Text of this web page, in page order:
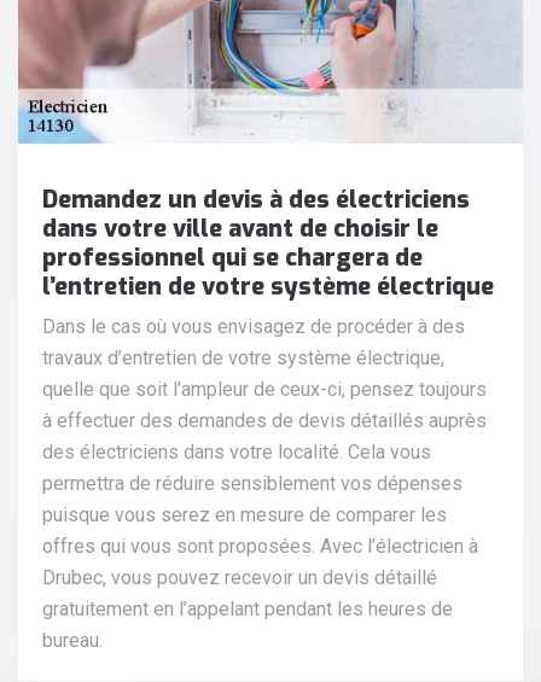
Demandez un devis à des électriciens
dans votre ville avant de choisir le
professionnel qui se chargera de
l’entretien de votre système électrique
Dans le cas où vous envisagez de procéder à des
travaux d’entretien de votre système électrique,
quelle que soit l’ampleur de ceux-ci, pensez toujours
à effectuer des demandes de devis détaillés auprès
des électriciens dans votre localité. Cela vous
permettra de réduire sensiblement vos dépenses
puisque vous serez en mesure de comparer les
offres qui vous sont proposées. Avec l’électricien à
Drubec, vous pouvez recevoir un devis détaillé
gratuitement en l’appelant pendant les heures de
bureau.